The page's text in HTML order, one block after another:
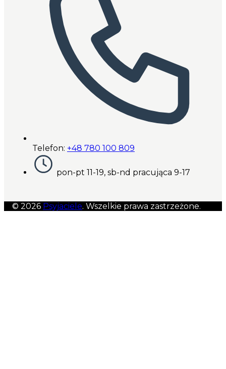
Telefon: +48 780 100 809
pon-pt 11-19, sb-nd pracująca 9-17
© 2026 Psyjaciele. Wszelkie prawa zastrzeżone.